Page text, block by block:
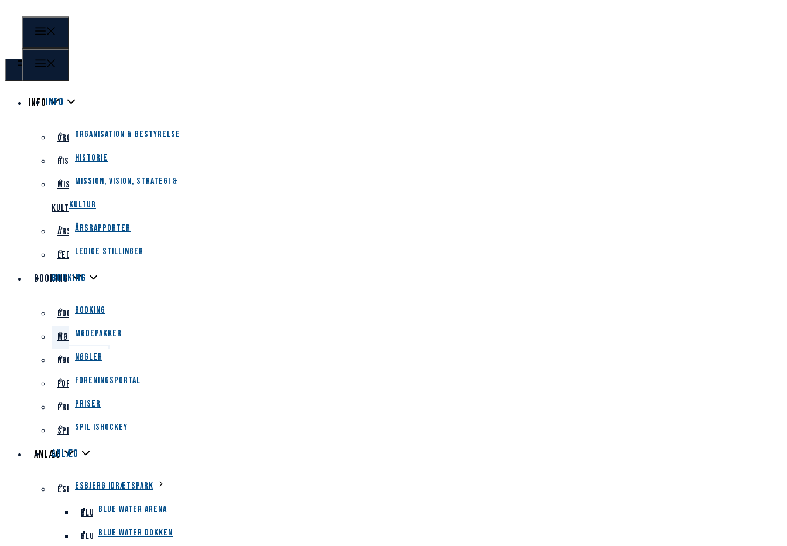
Info
Organisation & bestyrelse
Historie
Mission, vision, strategi &
kultur
Årsrapporter
Ledige stillinger
Booking
Booking
Mødepakker
Nøgler
Foreningsportal
Priser
Spil ishockey
Anlæg
Esbjerg Idrætspark
Blue Water Arena
Blue Water Dokken
Info
Organisation & bestyrelse
Historie
Mission, vision, strategi &
kultur
Årsrapporter
Ledige stillinger
Booking
Booking
Mødepakker
Nøgler
Foreningsportal
Priser
Spil ishockey
Anlæg
Esbjerg Idrætspark
Blue Water Arena
Blue Water Dokken